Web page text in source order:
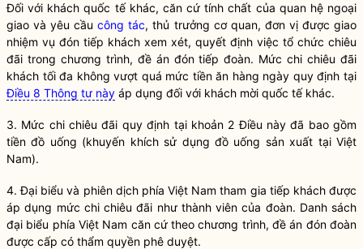
Đối với khách quốc tế khác, căn cứ tính chất của quan hệ ngoại
giao và yêu cầucông tác, thủ trưởng cơ quan, đơn vị được giao
nhiệm vụ đón tiếp khách xem xét, quyết định việc tổ chức chiêu
đãi trong chương trình, đề án đón tiếp đoàn. Mức chi chiêu đãi
khách tối đa không vượt quá mức tiền ăn hàng ngày quy định tại
Điều 8 Thông tư này áp dụng đối với khách mời quốc tế khác.
3. Mức chi chiêu đãi quy định tại khoản 2 Điều này đã bao gồm
tiền đồ uống (khuyến khích sử dụng đồ uống sản xuất tại Việt
Nam).
4. Đại biểu và phiên dịch phía Việt Nam tham gia tiếp khách được
áp dụng mức chi chiêu đãi như thành viên của đoàn. Danh sách
đại biểu phía Việt Nam căn cứ theo chương trình, đề án đón đoàn
được cấp có thẩm quyền phê duyệt.